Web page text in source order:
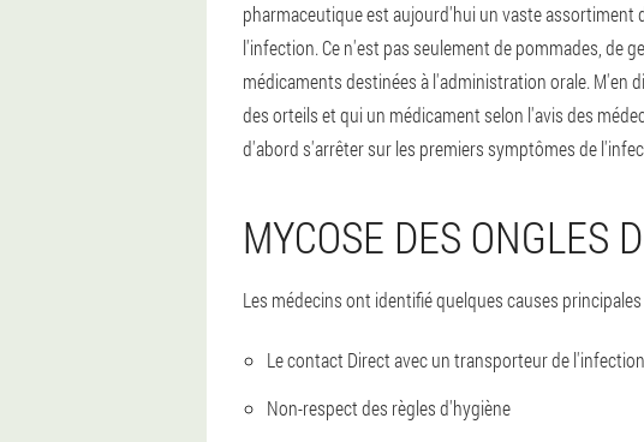
pharmaceutique est aujourd'hui un vaste assortiment
l'infection. Ce n'est pas seulement de pommades, de
médicaments destinées à l'administration orale. M'en
des orteils et qui un médicament selon l'avis des
d'abord s'arrêter sur les premiers symptômes de
MYCOSE DES ONGLES
Les médecins ont identifié quelques causes
Le contact Direct avec un transporteur de
Non-respect des règles d'hygiène